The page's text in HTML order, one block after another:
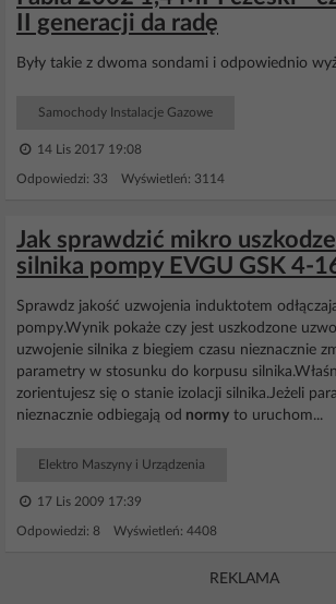
II generacji da radę
Były takie z dwoma sondami i odpowiednio
Samochody Instalacje Gazowe
14 Lis 2017 19:08
Odpowiedzi: 33 Wyświetleń: 3114
Jak sprawdzić mikro
silnika pompy EVGU GSK 4-
Sprawdz jakość uzwojenia induktotem
pompy.Wynik pokaże czy jest uszkodzone
uzwojenie silnika z biegiem czasu nieznacznie
parametry w stosunku do korpusu
zorientujesz się o stanie izolacji silnika.Jeżeli
nieznacznie odbiegają od normy to uruchom...
Elektro Maszyny i Urządzenia
17 Lis 2009 17:39
Odpowiedzi: 8 Wyświetleń: 4408
REKLAMA